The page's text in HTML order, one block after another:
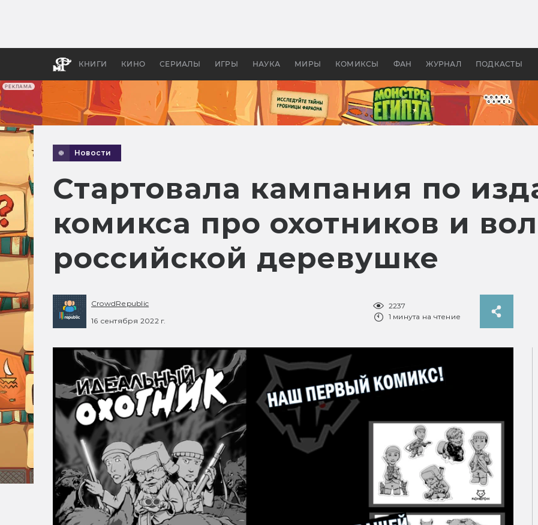
РЕКЛАМА
КНИГИ КИНО СЕРИАЛЫ ИГРЫ НАУКА МИРЫ КОМИКСЫ ФАН ЖУРНАЛ ПОДКАСТЫ
апокалипсис, в России —
бы «Властелина колец»
Новости
Стартовала кампания по
комикса про охотников и
российской деревушке
CrowdRepublic
16 сентября 2022 г.
2237
1 минута на чтение